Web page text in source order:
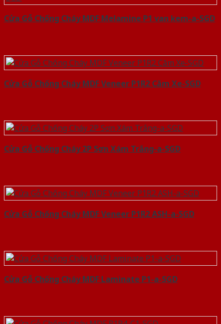
Cửa Gỗ Chống Cháy MDF Melamine P1 van kem-a-SGD
Cửa Gỗ Chống Cháy MDF Veneer P1R2 Căm Xe-SGD
Cửa Gỗ Chống Cháy 2P Sơn Xám Trắng-a-SGD
Cửa Gỗ Chống Cháy MDF Veneer P1R2 ASH-a-SGD
Cửa Gỗ Chống Cháy MDF Laminate P1-a-SGD